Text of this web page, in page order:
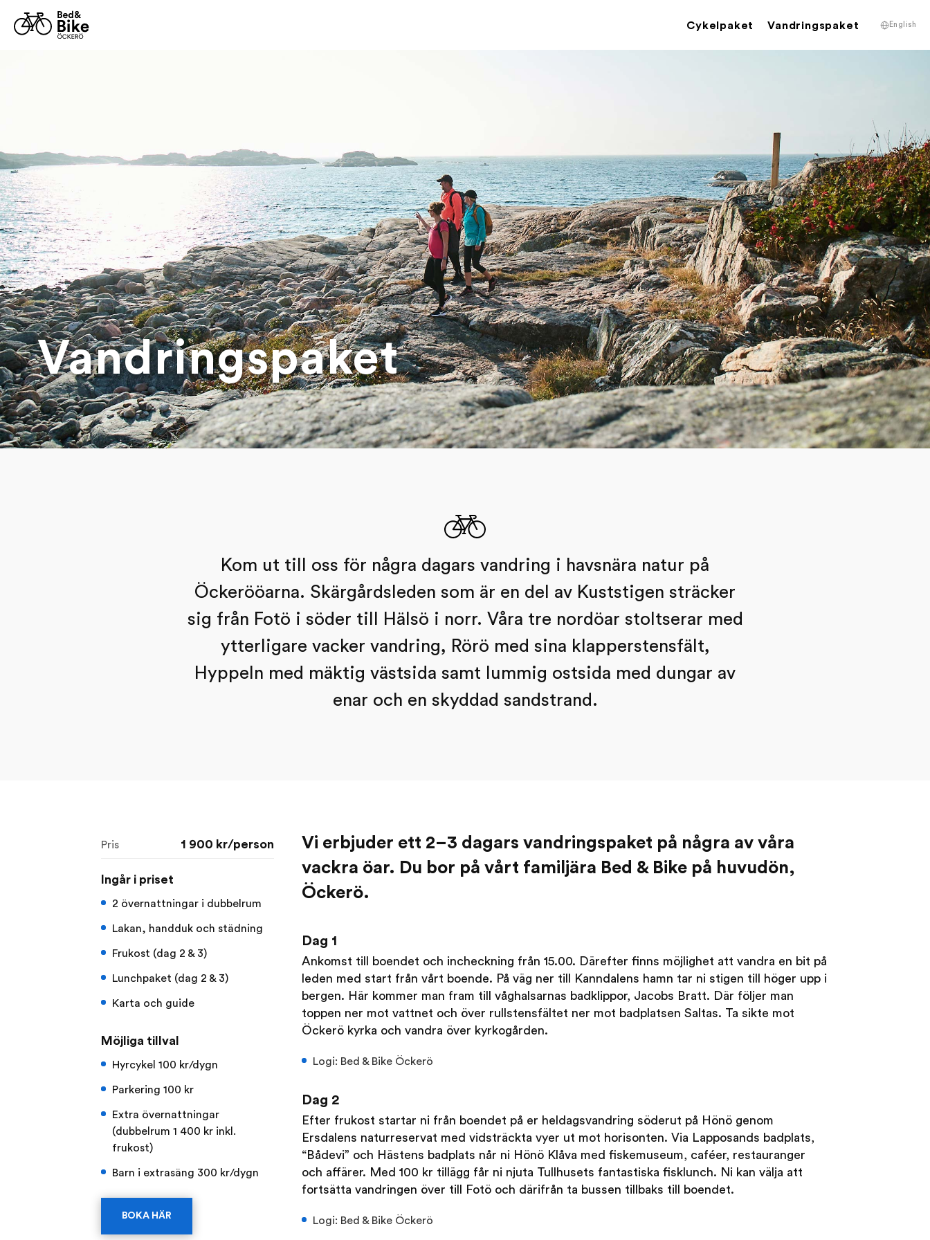
Bed and Bike Öckerö
Cykelpaket Vandringspaket English
Vandringspaket
Kom ut till oss för några dagars vandring i havsnära natur på
Öckerööarna. Skärgårdsleden som är en del av Kuststigen sträcker
sig från Fotö i söder till Hälsö i norr. Våra tre nordöar stoltserar med
ytterligare vacker vandring, Rörö med sina klapperstensfält,
Hyppeln med mäktig västsida samt lummig ostsida med dungar av
enar och en skyddad sandstrand.
Pris 1 900 kr/person
Ingår i priset
2 övernattningar i dubbelrum
Lakan, handduk och städning
Frukost (dag 2 & 3)
Lunchpaket (dag 2 & 3)
Karta och guide
Möjliga tillval
Hyrcykel 100 kr/dygn
Parkering 100 kr
Extra övernattningar
(dubbelrum 1 400 kr inkl.
frukost)
Barn i extrasäng 300 kr/dygn
BOKA HÄR
Vi erbjuder ett 2–3 dagars vandringspaket på några av våra
vackra öar. Du bor på vårt familjära Bed & Bike på huvudön,
Öckerö.
Dag 1
Ankomst till boendet och incheckning från 15.00. Därefter finns möjlighet att vandra en bit på
leden med start från vårt boende. På väg ner till Kanndalens hamn tar ni stigen till höger upp i
bergen. Här kommer man fram till våghalsarnas badklippor, Jacobs Bratt. Där följer man
toppen ner mot vattnet och över rullstensfältet ner mot badplatsen Saltas. Ta sikte mot
Öckerö kyrka och vandra över kyrkogården.
Logi: Bed & Bike Öckerö
Dag 2
Efter frukost startar ni från boendet på er heldagsvandring söderut på Hönö genom
Ersdalens naturreservat med vidsträckta vyer ut mot horisonten. Via Lapposands badplats,
“Bådevi” och Hästens badplats når ni Hönö Klåva med fiskemuseum, caféer, restauranger
och affärer. Med 100 kr tillägg får ni njuta Tullhusets fantastiska fisklunch. Ni kan välja att
fortsätta vandringen över till Fotö och därifrån ta bussen tillbaks till boendet.
Logi: Bed & Bike Öckerö